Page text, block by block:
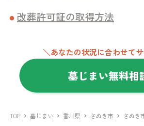
改葬許可証の取得方法
＼あなたの状況に合わせて
墓じまい無料相
TOP chevron_right 墓じまい chevron_right 香川県 chevron_right さぬき市 chevron_right さぬき